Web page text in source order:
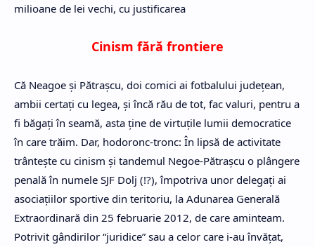
milioane de lei vechi, cu justificarea
Cinism fără frontiere
Că Neagoe şi Pătraşcu, doi comici ai fotbalului judeţean,
ambii certaţi cu legea, şi încă rău de tot, fac valuri, pentru a
fi băgaţi în seamă, asta ţine de virtuţile lumii democratice
în care trăim. Dar, hodoronc-tronc: În lipsă de activitate
trânteşte cu cinism şi tandemul Negoe-Pătraşcu o plângere
penală în numele SJF Dolj (!?), împotriva unor delegaţi ai
asociaţiilor sportive din teritoriu, la Adunarea Generală
Extraordinară din 25 februarie 2012, de care aminteam.
Potrivit gândirilor “juridice” sau a celor care i-au învăţat,